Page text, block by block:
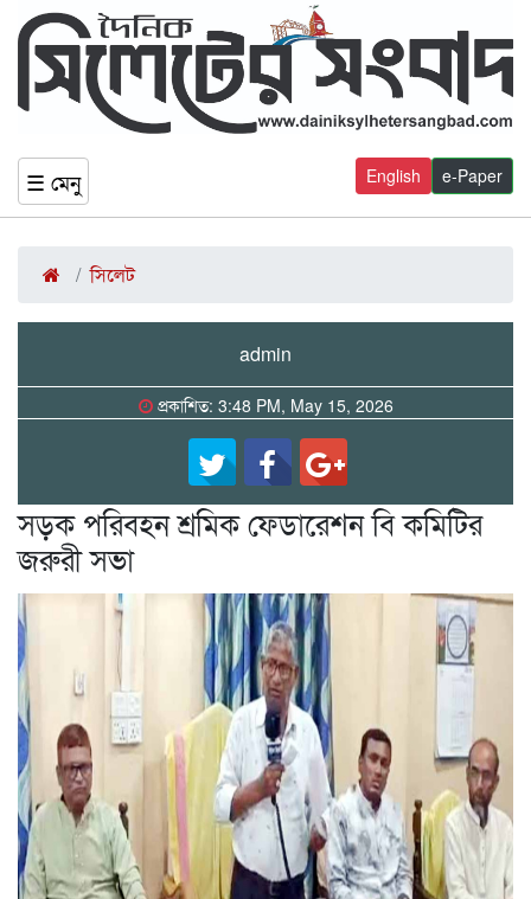
☰ মেনু e-Paper
English
সিলেট
admin
প্রকাশিত: 3:48 PM, May 15, 2026
সড়ক পরিবহন শ্রমিক ফেডারেশন বি কমিটির
জরুরী সভা